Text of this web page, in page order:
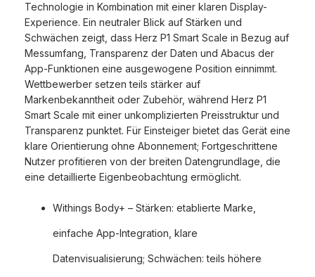
Technologie in Kombination mit einer klaren Display-
Experience. Ein neutraler Blick auf Stärken und
Schwächen zeigt, dass Herz P1 Smart Scale in Bezug auf
Messumfang, Transparenz der Daten und Abacus der
App-Funktionen eine ausgewogene Position einnimmt.
Wettbewerber setzen teils stärker auf
Markenbekanntheit oder Zubehör, während Herz P1
Smart Scale mit einer unkomplizierten Preisstruktur und
Transparenz punktet. Für Einsteiger bietet das Gerät eine
klare Orientierung ohne Abonnement; Fortgeschrittene
Nutzer profitieren von der breiten Datengrundlage, die
eine detaillierte Eigenbeobachtung ermöglicht.
Withings Body+ – Stärken: etablierte Marke,
einfache App-Integration, klare
Datenvisualisierung; Schwächen: teils höhere